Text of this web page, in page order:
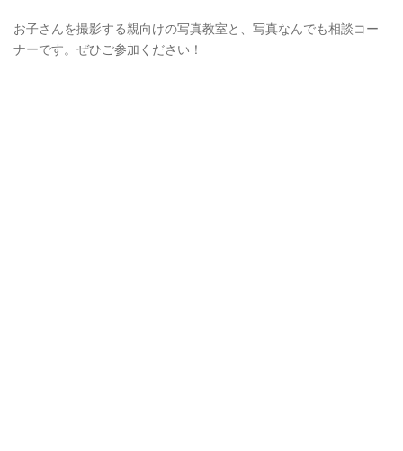
お子さんを撮影する親向けの写真教室と、写真なんでも相談コー
ナーです。ぜひご参加ください！